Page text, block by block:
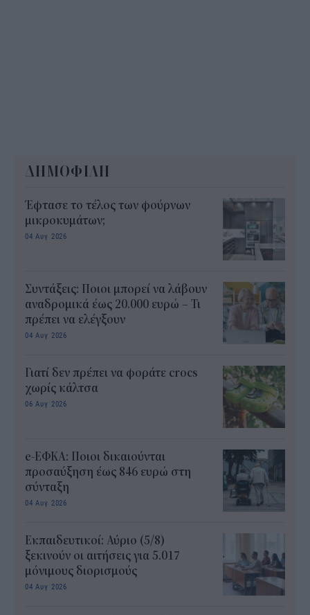
ΔΗΜΟΦΙΛΗ
Έφτασε το τέλος των φούρνων
μικροκυμάτων;
04 Αυγ 2026
Συντάξεις: Ποιοι μπορεί να λάβουν
αναδρομικά έως 20.000 ευρώ – Τι
πρέπει να ελέγξουν
04 Αυγ 2026
Γιατί δεν πρέπει να φοράτε crocs
χωρίς κάλτσα
06 Αυγ 2026
e-ΕΦΚΑ: Ποιοι δικαιούνται
προσαύξηση έως 846 ευρώ στη
σύνταξη
04 Αυγ 2026
Εκπαιδευτικοί: Αύριο (5/8)
ξεκινούν οι αιτήσεις για 5.017
μόνιμους διορισμούς
04 Αυγ 2026